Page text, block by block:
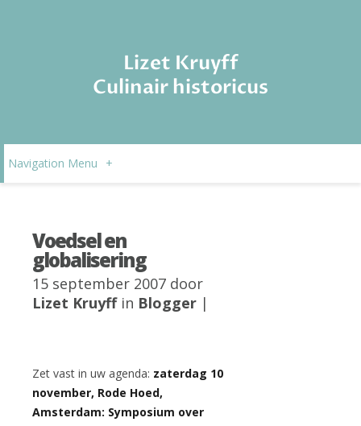
Lizet Kruyff
Culinair historicus
Navigation Menu +
Voedsel en
globalisering
15 september 2007 door
Lizet Kruyffin Blogger |
Zet vast in uw agenda: zaterdag 10
november, Rode Hoed,
Amsterdam: Symposium over